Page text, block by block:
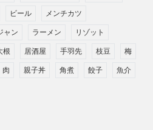
ビール メンチカツ
ャン ラーメン リゾット
根 居酒屋 手羽先 枝豆 梅
肉 親子丼 角煮 餃子 魚介